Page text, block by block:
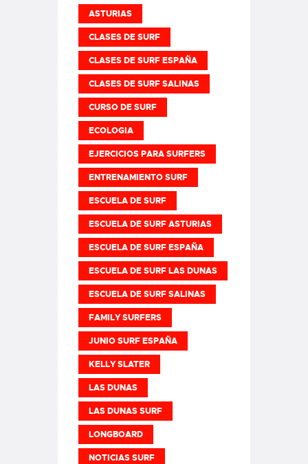
ASTURIAS
CLASES DE SURF
CLASES DE SURF ESPAÑA
CLASES DE SURF SALINAS
CURSO DE SURF
ECOLOGIA
EJERCICIOS PARA SURFERS
ENTRENAMIENTO SURF
ESCUELA DE SURF
ESCUELA DE SURF ASTURIAS
ESCUELA DE SURF ESPAÑA
ESCUELA DE SURF LAS DUNAS
ESCUELA DE SURF SALINAS
FAMILY SURFERS
JUNIO SURF ESPAÑA
KELLY SLATER
LAS DUNAS
LAS DUNAS SURF
LONGBOARD
NOTICIAS SURF